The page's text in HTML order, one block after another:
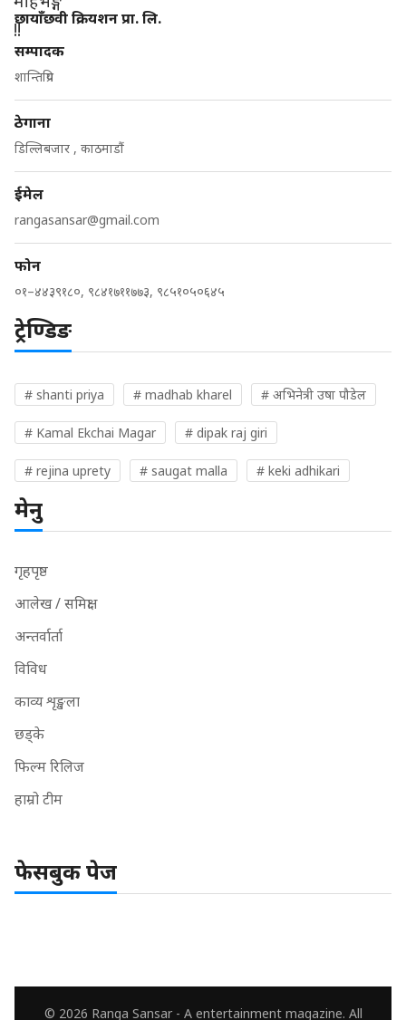
छायाँछवी क्रियशन प्रा. लि.
सम्पादक
शान्तिप्रिय
ठेगाना
डिल्लिबजार , काठमाडौं
ईमेल
rangasansar@gmail.com
फोन
०१–४४३९१८०, ९८४१७११७७३, ९८५१०५०६४५
ट्रेण्डिङ
# shanti priya # madhab kharel # अभिनेत्री उषा पौडेल
# Kamal Ekchai Magar # dipak raj giri
# rejina uprety # saugat malla # keki adhikari
मेनु
गृहपृष्ठ
आलेख / समिक्षा
अन्तर्वार्ता
विविध
काव्य शृङ्खला
छड्के
फिल्म रिलिज
हाम्रो टीम
फेसबुक पेज
© 2026 Ranga Sansar - A entertainment magazine. All